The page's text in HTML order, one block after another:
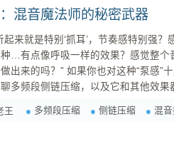
混音魔法师的秘密武器
来就是特别‘抓耳’，节奏感特别强？
感”十足的音乐效果感到好
多频段侧链压缩，以及它和其他效果
么是侧链压缩。 想象一下，在一个乐队里，主唱的...
王 多频段压缩 侧链压缩 混